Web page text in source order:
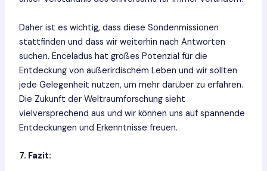
Daher ist es wichtig, dass diese Sondenmissionen
stattfinden und dass wir weiterhin nach Antworten
suchen. Enceladus hat großes Potenzial für die
Entdeckung von außerirdischem Leben und wir sollten
jede Gelegenheit nutzen, um mehr darüber zu erfahren.
Die Zukunft der Weltraumforschung sieht
vielversprechend aus und wir können uns auf spannende
Entdeckungen und Erkenntnisse freuen.
7. Fazit: